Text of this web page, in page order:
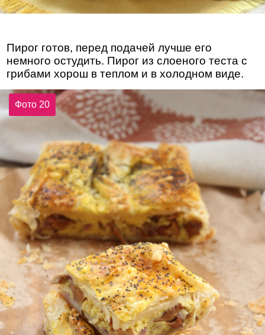
Пирог готов, перед подачей лучше его
немного остудить. Пирог из слоеного теста с
грибами хорош в теплом и в холодном виде.
Фото 20